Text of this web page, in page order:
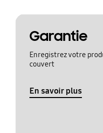
Garantie
Enregistrez votre
couvert
En savoir plus